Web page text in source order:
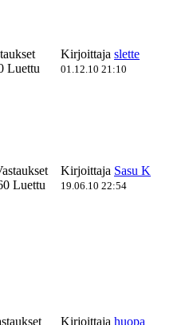
Luettu
Kirjoittaja slette
01.12.10 21:10
Luettu
Kirjoittaja Sasu K
19.06.10 22:54
Kirjoittaja huopa